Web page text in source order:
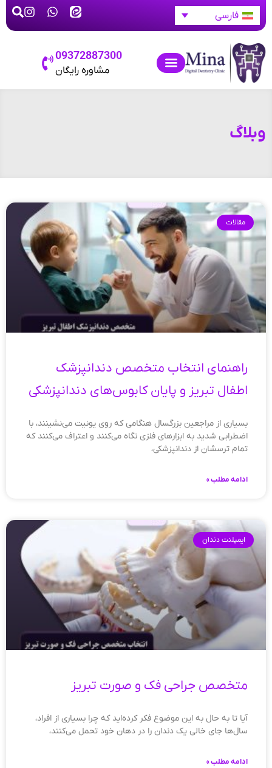
فارسی
09372887300
مشاوره رایگان
وبلاگ
مقالات
راهنمای انتخاب متخصص دندانپزشک
اطفال تبریز و پایان کابوس‌های دندانپزشکی
بسیاری از مراجعین بزرگسال هنگامی که روی یونیت می‌نشینند، با
اضطرابی شدید به ابزارهای فلزی نگاه می‌کنند و اعتراف می‌کنند که
تمام ترسشان از دندانپزشکی،
ادامه مطلب »
ایمپلنت دندان
متخصص جراحی فک و صورت تبریز
آیا تا به حال به این موضوع فکر کرده‌اید که چرا بسیاری از افراد،
سال‌ها جای خالی یک دندان را در دهان خود تحمل می‌کنند،
ادامه مطلب »